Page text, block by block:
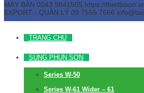
MÁY BÀN 0243 9841505 https://
EXPORT - QUẢN LÝ 09 7555 7666
TRANG CHỦ
SÚNG PHUN SƠN
Series W-50
Series W-61 Wider – 61